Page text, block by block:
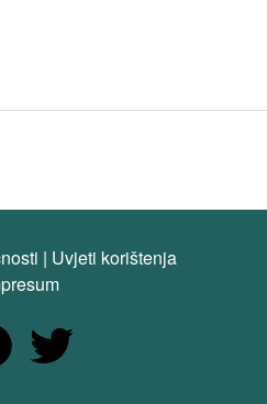
| Uvjeti korištenja